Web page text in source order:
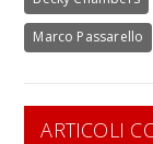
Marco Passarello
ARTICOLI